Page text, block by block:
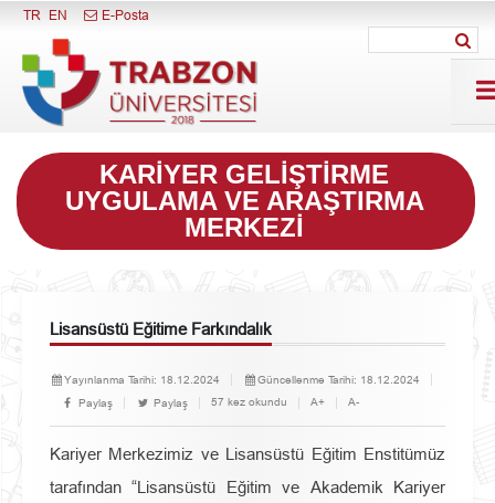
Menüyü Kapat
TR EN E-Posta
KARIYER GELIŞTIRME
UYGULAMA VE ARAŞTIRMA
MERKEZI
Lisansüstü Eğitime Farkındalık
Yayınlanma Tarihi: 18.12.2024 Güncellenme Tarihi: 18.12.2024
Paylaş
Paylaş 57 kez okundu A+ A-
Kariyer Merkezimiz ve Lisansüstü Eğitim Enstitümüz
tarafından “Lisansüstü Eğitim ve Akademik Kariyer